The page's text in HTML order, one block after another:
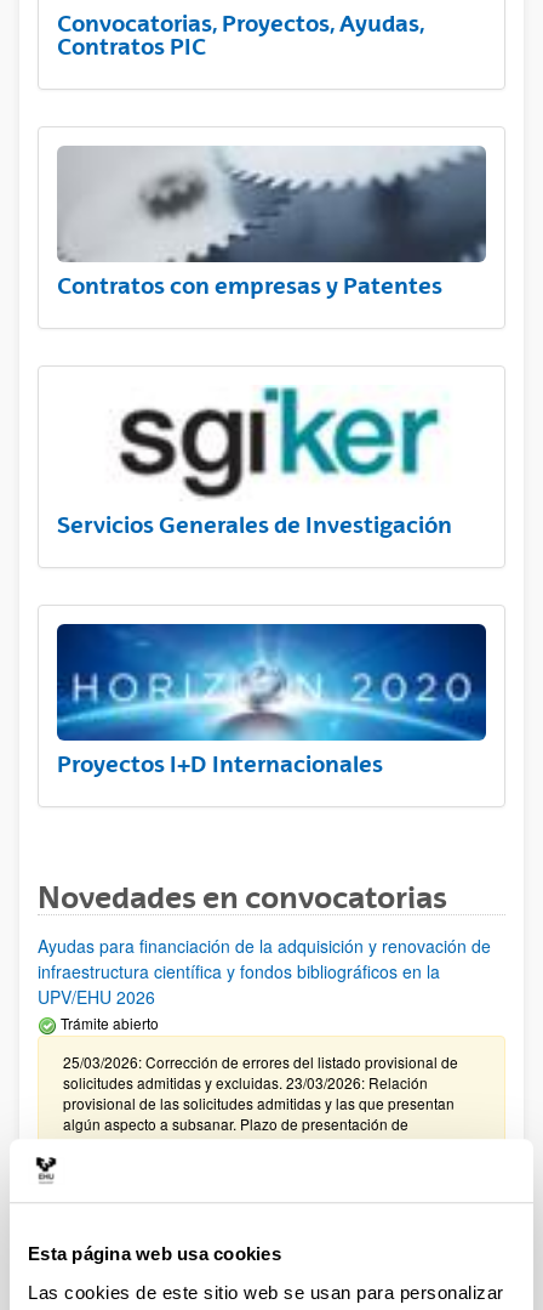
Esta página web usa cookies
Las cookies de este sitio web se usan para personalizar
Convocatorias, Proyectos, Ayudas,
Contratos PIC
Contratos con empresas y Patentes
Servicios Generales de Investigación
Proyectos I+D Internacionales
Novedades en convocatorias
Ayudas para financiación de la adquisición y renovación de
infraestructura científica y fondos bibliográficos en la
UPV/EHU 2026
Trámite abierto
25/03/2026: Corrección de errores del listado provisional de
solicitudes admitidas y excluidas. 23/03/2026: Relación
provisional de las solicitudes admitidas y las que presentan
algún aspecto a subsanar. Plazo de presentación de
alegaciones: del 24/03/2026 al 09/04/2026 (ambos incluídos)
Convocatoria de ayudas para el fomento de la cultura
Abierto el plazo de presentación: 01/07/2026 - 16/09/2026 13:00
Plazo interno para envío documentación: propuestas